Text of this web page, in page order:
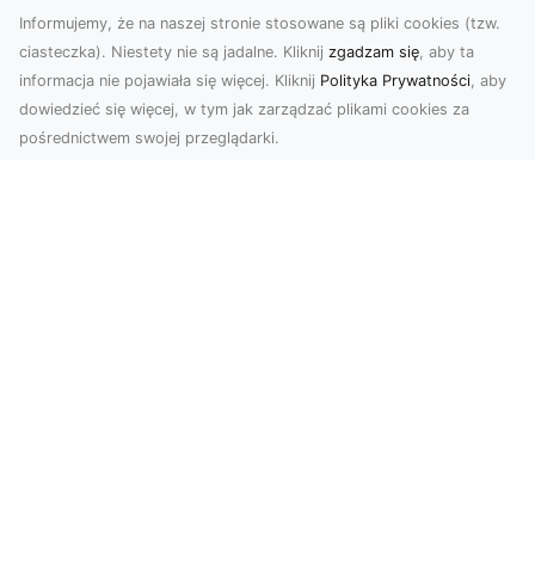
Informujemy, że na naszej stronie stosowane są pliki cookies (tzw.
ciasteczka). Niestety nie są jadalne. Kliknij zgadzam się, aby ta
informacja nie pojawiała się więcej. Kliknij Polityka Prywatności, aby
dowiedzieć się więcej, w tym jak zarządzać plikami cookies za
pośrednictwem swojej przeglądarki.